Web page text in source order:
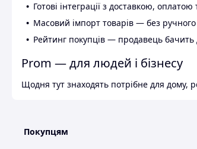
Готові інтеграції з доставкою,
Масовий імпорт товарів — без
Рейтинг покупців — продавець
Prom — для людей і бізнесу
Щодня тут знаходять потрібне для дому,
Покупцям